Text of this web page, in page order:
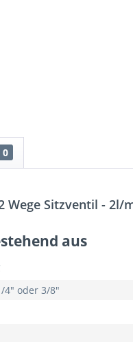
0
Sitzventil - 2l/
aus
4" oder 3/8"